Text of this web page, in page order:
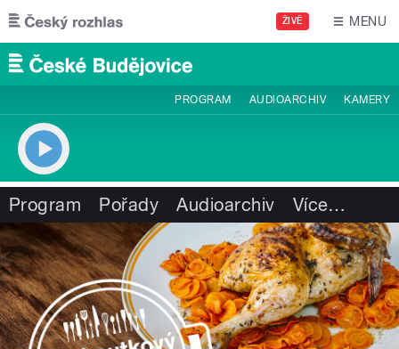
Přejít k hlavnímu obsahu
ŽIVĚ MENU
PROGRAM AUDIOARCHIV KAMERY
Program Pořady Audioarchiv Více…